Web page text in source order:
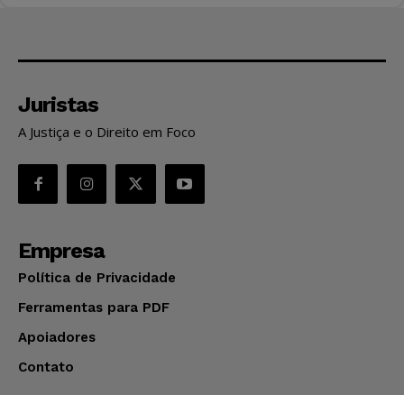
Juristas
A Justiça e o Direito em Foco
Empresa
Política de Privacidade
Ferramentas para PDF
Apoiadores
Contato